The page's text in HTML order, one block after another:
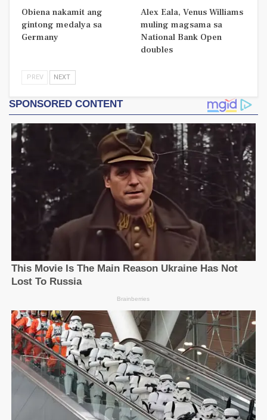
Obiena nakamit ang
gintong medalya sa
Germany
Alex Eala, Venus Williams
muling magsama sa
National Bank Open
doubles
PREV NEXT